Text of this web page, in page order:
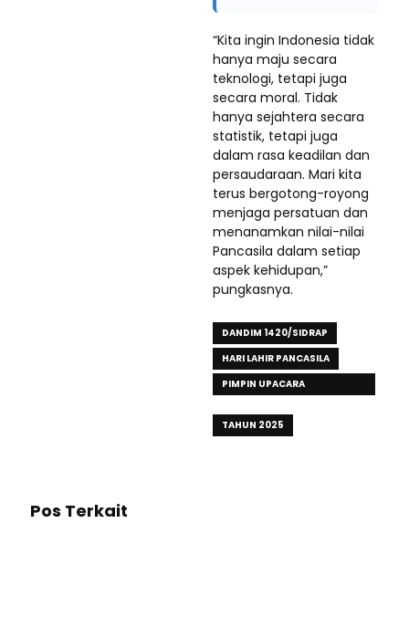
“Kita ingin Indonesia tidak
hanya maju secara
teknologi, tetapi juga
secara moral. Tidak
hanya sejahtera secara
statistik, tetapi juga
dalam rasa keadilan dan
persaudaraan. Mari kita
terus bergotong-royong
menjaga persatuan dan
menanamkan nilai-nilai
Pancasila dalam setiap
aspek kehidupan,”
pungkasnya.
DANDIM 1420/SIDRAP
HARI LAHIR PANCASILA
PIMPIN UPACARA
TAHUN 2025
Pos Terkait